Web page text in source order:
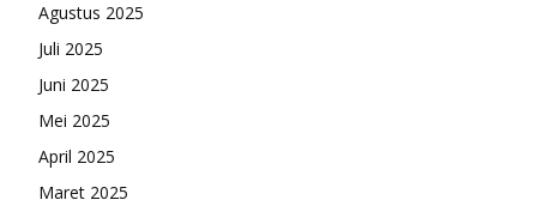
Agustus 2025
Juli 2025
Juni 2025
Mei 2025
April 2025
Maret 2025